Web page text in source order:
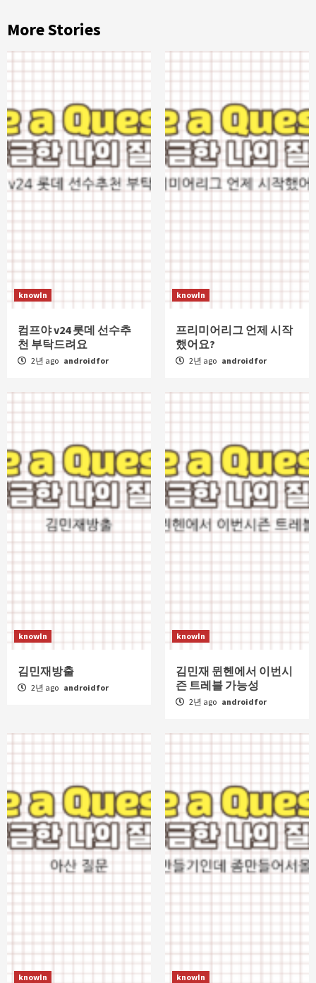
More Stories
knowIn
컴프야 v24 롯데 선수추
천 부탁드려요
2년 ago androidfor
knowIn
프리미어리그 언제 시작
했어요?
2년 ago androidfor
knowIn
김민재방출
2년 ago androidfor
knowIn
김민재 뮌헨에서 이번시
즌 트레블 가능성
2년 ago androidfor
knowIn knowIn